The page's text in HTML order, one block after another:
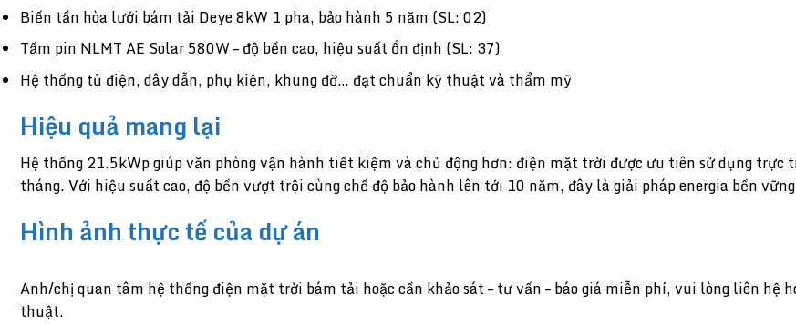
Biến tần hòa lưới bám tải Deye 8kW 1 pha, bảo hành 5 năm (SL: 02)
Tấm pin NLMT AE Solar 580W – độ bền cao, hiệu suất ổn định (SL: 37)
Hệ thống tủ điện, dây dẫn, phụ kiện, khung đỡ… đạt chuẩn kỹ thuật và thẩm mỹ
Hiệu quả mang lại
Hệ thống 21.5kWp giúp văn phòng vận hành tiết kiệm và chủ động hơn: điện mặt trời được ưu tiên sử dụng
tháng. Với hiệu suất cao, độ bền vượt trội cùng chế độ bảo hành lên tới 10 năm, đây là giải pháp energia bền
Hình ảnh thực tế của dự án
Anh/chị quan tâm hệ thống điện mặt trời bám tải hoặc cần khảo sát – tư vấn – báo giá miễn phí, vui lòng liên
thuật.